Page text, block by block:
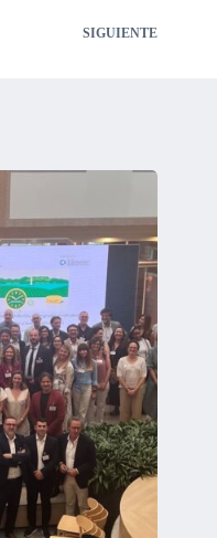
SIGUIENTE